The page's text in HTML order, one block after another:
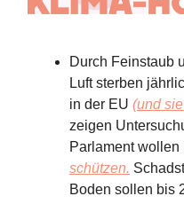
Durch Feinstaub
Luft sterben
in der EU (und
zeigen
Parlament
schützen.
Boden sollen bis